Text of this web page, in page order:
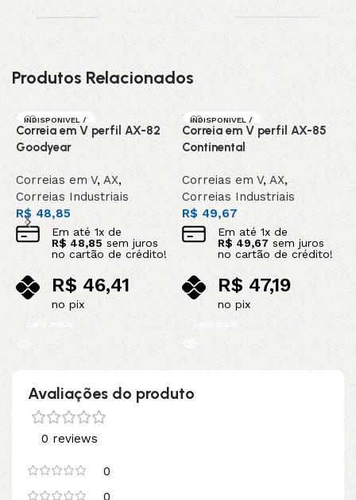
Produtos Relacionados
INDISPONIVEL /
SOB ENCOMEN
DA
Correia em V perfil AX-82
Goodyear
Correias em V, AX,
Correias Industriais
R$48,85
Em até1x de
R$48,85 sem juros
no cartão de crédito!
R$46,41
no pix
Leia mais
INDISPONIVEL /
SOB ENCOMEN
DA
Correia em V perfil AX-85
Continental
Correias em V, AX,
Correias Industriais
R$49,67
Em até 1x de
R$49,67 sem juros
no cartão de crédito!
R$ 47,19
no pix
Leia mais
Avaliações do produto
0 reviews
0
0